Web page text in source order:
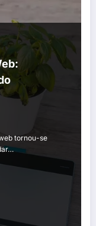
tornou-se